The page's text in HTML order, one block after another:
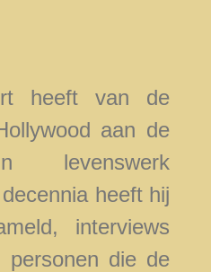
heeft van de
aan de
levenswerk
heeft hij
interviews
personen die de